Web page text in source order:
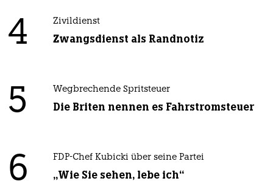
4 Zivildienst
Zwangsdienst als Randnotiz
5 Wegbrechende Spritsteuer
Die Briten nennen es Fahrstromsteuer
6 FDP-Chef Kubicki über seine Partei
„Wie Sie sehen, lebe ich“